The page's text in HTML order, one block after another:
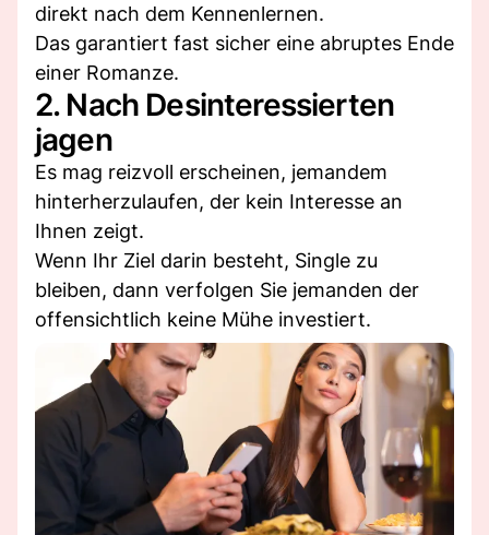
direkt nach dem Kennenlernen.
Das garantiert fast sicher eine abruptes Ende
einer Romanze.
2. Nach Desinteressierten
jagen
Es mag reizvoll erscheinen, jemandem
hinterherzulaufen, der kein Interesse an
Ihnen zeigt.
Wenn Ihr Ziel darin besteht, Single zu
bleiben, dann verfolgen Sie jemanden der
offensichtlich keine Mühe investiert.